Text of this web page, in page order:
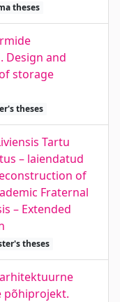
theses
Design and
storage
theses
Tartu
– laiendatud
of
Fraternal
– Extended
theses
põhiprojekt.